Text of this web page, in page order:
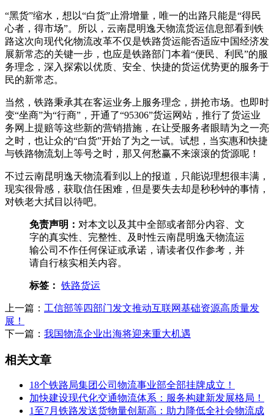
“黑货”缩水，想以“白货”止滑增量，唯一的出路只能是“得民
心者，得市场”。所以，云南昆明逸天物流货运信息部看到铁
路这次向现代化物流改革不仅是铁路货运能否适应中国经济发
展新常态的关键一步，也应是铁路部门本着“便民、利民”的服
务理念，深入探索以优质、安全、快捷的货运优势更的服务于
民的新常态。
当然，铁路秉承其在客运业务上服务理念，拼抢市场。也即时
变“坐商”为“行商”，开通了“95306”货运网站，推行了货运业
务网上提赔等这些新的营销措施，在让受服务者眼睛为之一亮
之时，也让众的“白货”开始了为之一试。试想，当实惠和快捷
与铁路物流划上等号之时，那又何愁赢不来滚滚的货源呢！
不过云南昆明逸天物流看到以上的报道，只能说理想很丰满，
现实很骨感，获取信任困难，但是要失去却是秒秒钟的事情，
对铁老大拭目以待吧。
免责声明： 对本文以及其中全部或者部分内容、文
字的真实性、完整性、及时性云南昆明逸天物流运
输公司不作任何保证或承诺，请读者仅作参考，并
请自行核实相关内容。
标签： 铁路货运
上一篇： 工信部等四部门发文推动互联网基础资源高质量发
展！
下一篇： 我国物流企业出海将迎来重大机遇
相关文章
18个铁路局集团公司物流事业部全部挂牌成立！
加快建设现代化交通物流体系：服务构建新发展格局！
1至7月铁路发送货物量创新高：助力降低全社会物流成